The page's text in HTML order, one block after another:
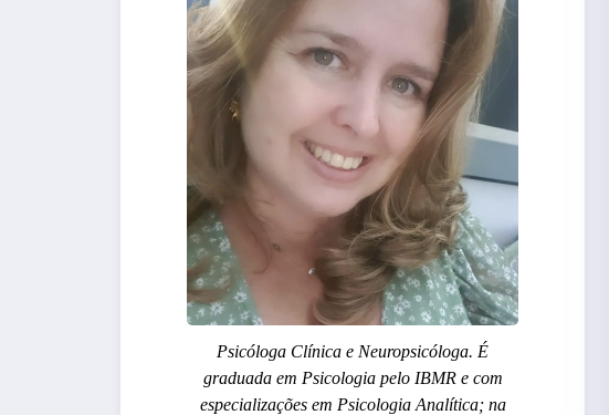
Psicóloga Clínica e Neuropsicóloga. É
graduada em Psicologia pelo IBMR e com
especializações em Psicologia Analítica; na